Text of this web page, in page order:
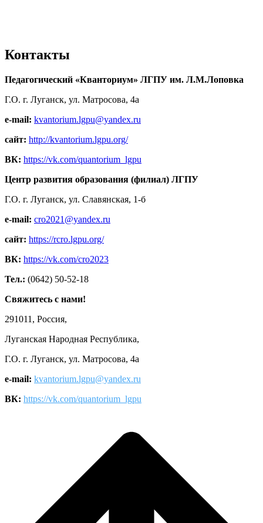
Контакты
Педагогический «Кванториум» ЛГПУ им. Л.М.Лоповка
Г.О. г. Луганск, ул. Матросова, 4а
e-mail: kvantorium.lgpu@yandex.ru
сайт: http://kvantorium.lgpu.org/
ВК: https://vk.com/quantorium_lgpu
Центр развития образования (филиал) ЛГПУ
Г.О. г. Луганск, ул. Славянская, 1-б
e-mail: cro2021@yandex.ru
сайт: https://rcro.lgpu.org/
ВК: https://vk.com/cro2023
Тел.: (0642) 50-52-18
Свяжитесь с нами!
291011, Россия,
Луганская Народная Республика,
Г.О. г. Луганск, ул. Матросова, 4а
e-mail: kvantorium.lgpu@yandex.ru
ВК: https://vk.com/quantorium_lgpu